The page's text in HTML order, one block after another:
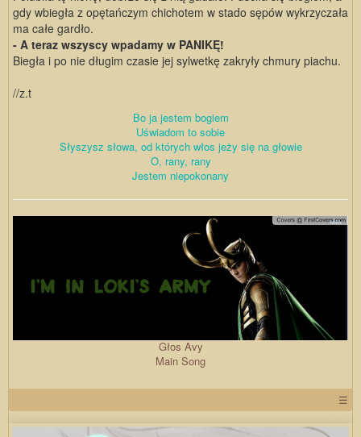
gdy wbiegła z opętańczym chichotem w stado sępów wykrzyczała
ma całe gardło.
- A teraz wszyscy wpadamy w PANIKĘ!
Biegła i po nie długim czasie jej sylwetkę zakryły chmury piachu.
//z.t
Bo ja jestem bogiem
Uświadom to sobie
Słyszysz słowa, od których włos jeży się na głowie
O, rany, rany
Jestem niepokonany
Głos Avy
Main Song
☰